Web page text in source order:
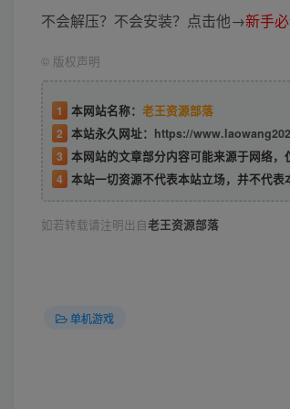
不会解压？不会安装？点击他→新手
© 版权声明
1 本网站名称： 老王资源部落
2 本站永久网址： https://
3 本网站的文章部分内容可能来源于网络
4 本站一切资源不代表本站立场，并不代表
如若转载请注明出自老王资源部落
单机游戏